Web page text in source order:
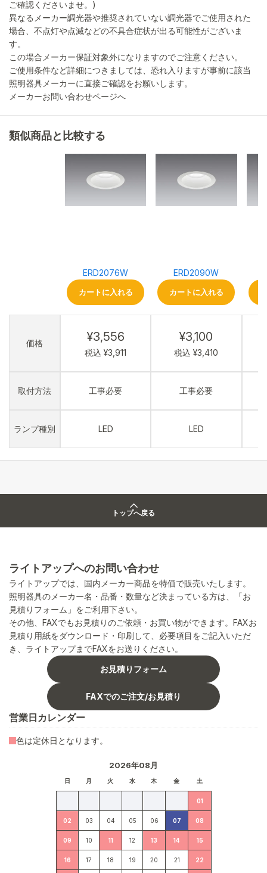
ご確認くださいませ。)
異なるメーカー調光器や推奨されていない調光器でご使用された
場合、不点灯や点滅などの不具合症状が出る可能性がございま
す。
この場合メーカー保証対象外になりますのでご注意ください。
ご使用条件など詳細につきましては、恐れ入りますが事前に該当
照明器具メーカーに直接ご確認をお願いします。
メーカーお問い合わせページへ
類似商品と比較する
価格
取付方法
ランプ種別
ERD2076W
カートに入れる
¥3,556
税込 ¥3,911
工事必要
LED
ERD2090W
カートに入れる
¥3,100
税込 ¥3,410
工事必要
LED
トップへ戻る
ライトアップへのお問い合わせ
ライトアップでは、国内メーカー商品を特価で販売いたします。
照明器具のメーカー名・品番・数量など決まっている方は、「お
見積りフォーム」をご利用下さい。
その他、FAXでもお見積りのご依頼・お買い物ができます。FAXお
見積り用紙をダウンロード・印刷して、必要項目をご記入いただ
き、ライトアップまでFAXをお送りください。
お見積りフォーム
FAXでのご注文/お見積り
営業日カレンダー
2026年08月
日 月 火 水 木 金 土
01
02 03 04 05 06 07 08
09 10 11 12 13 14 15
16 17 18 19 20 21 22
色は定休日となります。